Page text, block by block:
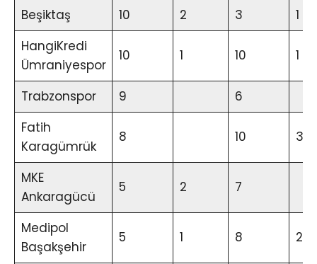
Beşiktaş 10 2 3
1
HangiKredi
Ümraniyespor
10 1 10 1
Trabzonspor 9
6
Fatih
Karagümrük
8 10 3
MKE
Ankaragücü
5 2 7
Medipol
Başakşehir
5 1 8 2